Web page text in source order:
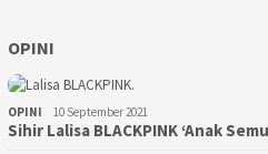
OPINI
OPINI 10 September 2021
Sihir Lalisa BLACKPINK ‘Anak